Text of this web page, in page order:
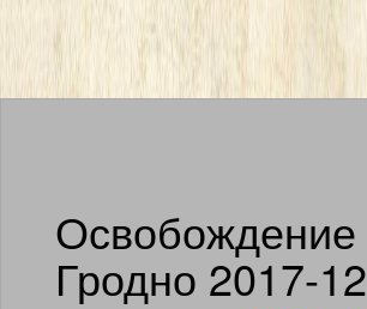
Освобождение
Гродно 2017-12